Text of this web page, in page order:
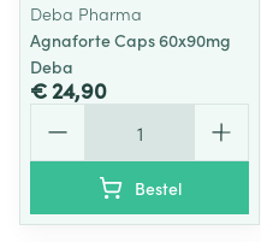
Deba Pharma
Agnaforte Caps 60x90mg
Deba
€ 24,90
Bestel